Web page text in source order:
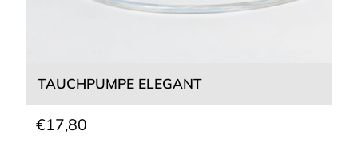
TAUCHPUMPE ELEGANT
€17,80